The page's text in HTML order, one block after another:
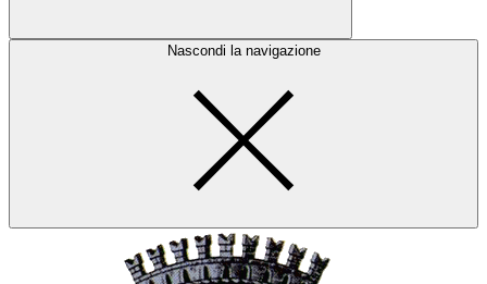
Nascondi la navigazione